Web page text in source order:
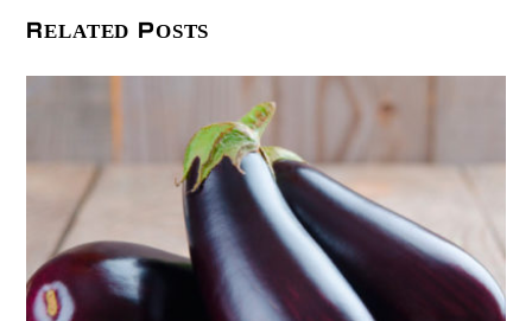
RELATED POSTS